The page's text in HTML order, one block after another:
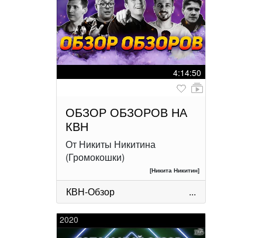
4:14:50
ОБЗОР ОБЗОРОВ НА
КВН
От Никиты Никитина
(Громокошки)
[Никита Никитин]
КВН-Обзор ...
2020